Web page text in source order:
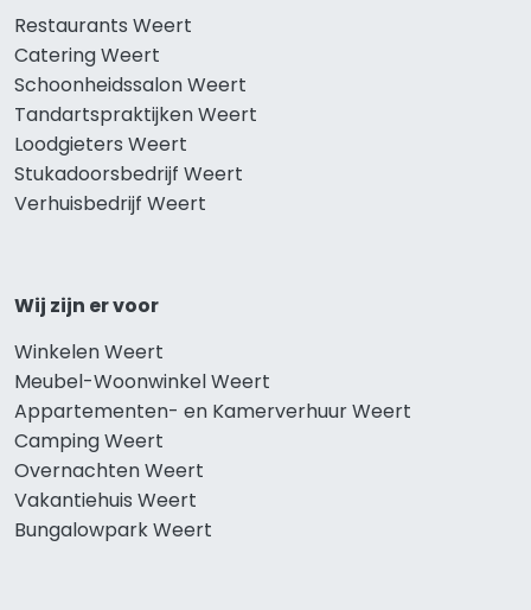
Restaurants Weert
Catering Weert
Schoonheidssalon Weert
Tandartspraktijken Weert
Loodgieters Weert
Stukadoorsbedrijf Weert
Verhuisbedrijf Weert
Wij zijn er voor
Winkelen Weert
Meubel-Woonwinkel Weert
Appartementen- en Kamerverhuur Weert
Camping Weert
Overnachten Weert
Vakantiehuis Weert
Bungalowpark Weert